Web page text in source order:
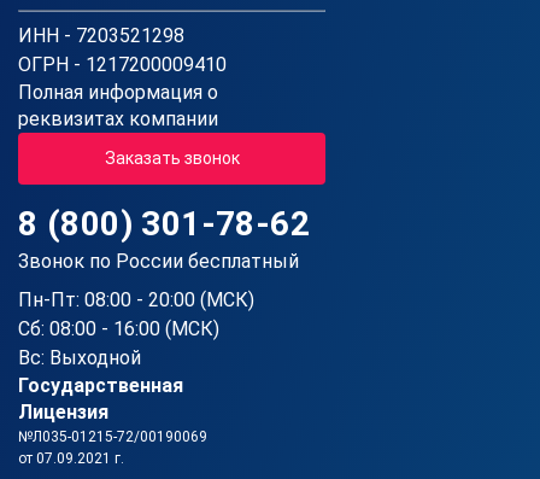
ИНН - 7203521298
ОГРН - 1217200009410
Полная информация о
реквизитах компании
Заказать звонок
8 (800) 301-78-62
Звонок по России бесплатный
Пн-Пт: 08:00 - 20:00 (МСК)
Сб: 08:00 - 16:00 (МСК)
Вс: Выходной
Государственная
Лицензия
№Л035-01215-72/00190069
от 07.09.2021 г.